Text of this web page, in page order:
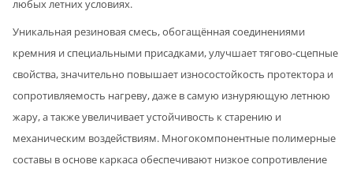
любых летних условиях.
Уникальная резиновая смесь, обогащённая соединениями
кремния и специальными присадками, улучшает тягово-сцепные
свойства, значительно повышает износостойкость протектора и
сопротивляемость нагреву, даже в самую изнуряющую летнюю
жару, а также увеличивает устойчивость к старению и
механическим воздействиям. Многокомпонентные полимерные
составы в основе каркаса обеспечивают низкое сопротивление